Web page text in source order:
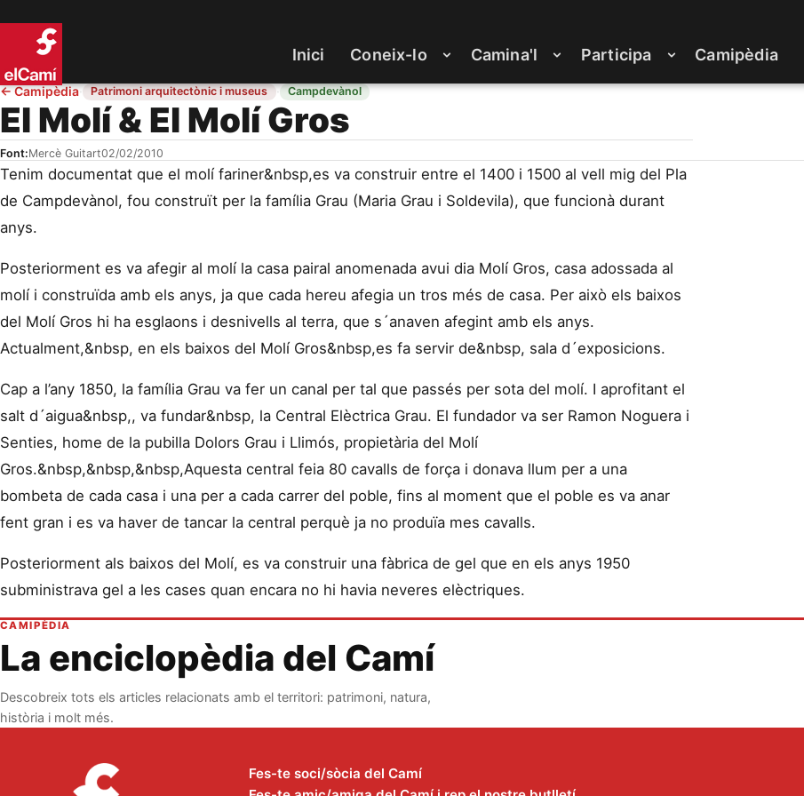
Inici Coneix-lo Camina'l Participa Camipèdia
←Camipèdia· Patrimoni arquitectònic i museus · Campdevànol
El Molí & El Molí Gros
Font:Mercè Guitart02/02/2010
Tenim documentat que el molí fariner&nbsp,es va construir entre el 1400 i 1500 al vell mig del Pla
de Campdevànol, fou construït per la família Grau (Maria Grau i Soldevila), que funcionà durant
anys.
Posteriorment es va afegir al molí la casa pairal anomenada avui dia Molí Gros, casa adossada al
molí i construïda amb els anys, ja que cada hereu afegia un tros més de casa. Per això els baixos
del Molí Gros hi ha esglaons i desnivells al terra, que s´anaven afegint amb els anys.
Actualment,&nbsp, en els baixos del Molí Gros&nbsp,es fa servir de&nbsp, sala d´exposicions.
Cap a l’any 1850, la família Grau va fer un canal per tal que passés per sota del molí. I aprofitant el
salt d´aigua&nbsp,, va fundar&nbsp, la Central Elèctrica Grau. El fundador va ser Ramon Noguera i
Senties, home de la pubilla Dolors Grau i Llimós, propietària del Molí
Gros.&nbsp,&nbsp,&nbsp,Aquesta central feia 80 cavalls de força i donava llum per a una
bombeta de cada casa i una per a cada carrer del poble, fins al moment que el poble es va anar
fent gran i es va haver de tancar la central perquè ja no produïa mes cavalls.
Posteriorment als baixos del Molí, es va construir una fàbrica de gel que en els anys 1950
subministrava gel a les cases quan encara no hi havia neveres elèctriques.
CAMIPÈDIA
La enciclopèdia del Camí
Descobreix tots els articles relacionats amb el territori: patrimoni, natura,
història i molt més.
Fes-te soci/sòcia del Camí